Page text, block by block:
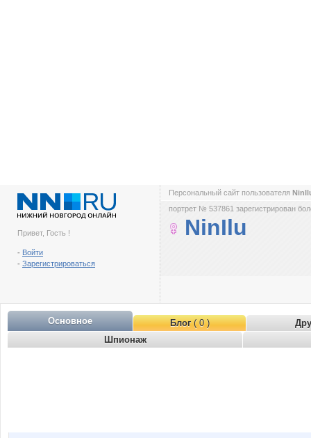
Привет, Гость !
- Войти
- Зарегистрироваться
Персональный сайт пользователя
портрет № 537861 зарегистрирован
NinIlu
Основное Блог( 0 )
Шпионаж